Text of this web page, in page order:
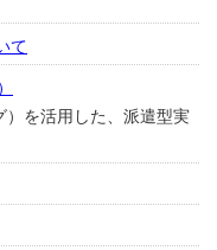
て
）を活用した、派遣型実